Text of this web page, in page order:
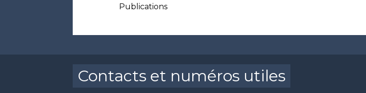
Publications
Contacts et numéros utiles